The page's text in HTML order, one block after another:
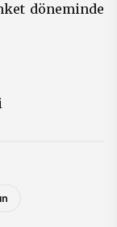
döneminde